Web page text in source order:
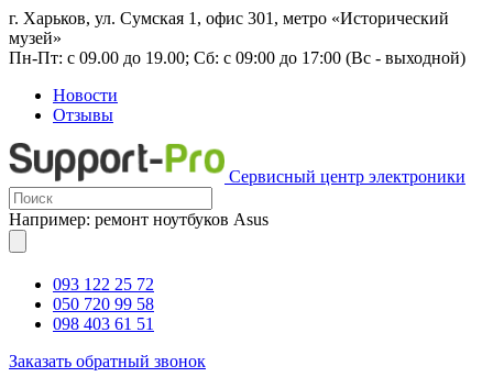
г. Харьков, ул. Сумская 1, офис 301, метро «Исторический
музей»
Пн-Пт: с 09.00 до 19.00; Сб: с 09:00 до 17:00 (Вс - выходной)
Новости
Отзывы
Сервисный центр электроники
Например: ремонт ноутбуков Asus
093 122 25 72
050 720 99 58
098 403 61 51
Заказать обратный звонок